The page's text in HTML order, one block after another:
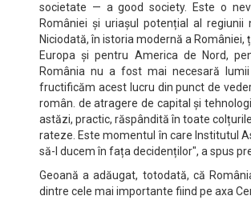
societate — a good society. Este o
României și uriașul potențial al
Niciodată, în istoria modernă a
Europa și pentru America de Nord,
România nu a fost mai necesară
fructificăm acest lucru din punct de
român. de atragere de capital și
astăzi, practic, răspândită în toate
rateze. Este momentul în care Institutul
să-l ducem în fața decidenților", a spus
Geoană a adăugat, totodată, că
dintre cele mai importante fiind pe axa